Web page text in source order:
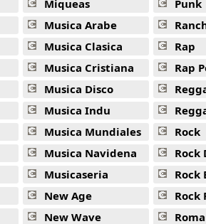
Miqueas
Musica Arabe
Musica Clasica
Musica Cristiana
Musica Disco
Musica Indu
Musica Mundiales
Musica Navidena
Musicaseria
New Age
New Wave
Punk
Rap
Rap
Rock
Rock
Rock
Rock